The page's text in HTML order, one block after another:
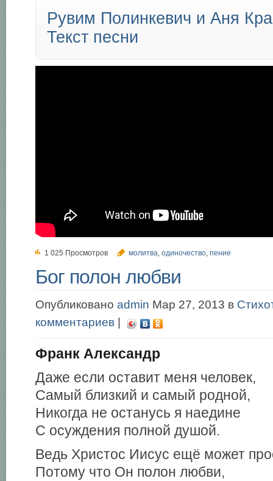
Рувим Полинкевич и Аня
Текст песни
1 025 Просмотров молитва одиночество пение
Бог полон любви
Опубликовано admin Мар 27, 2013 в
комментариев |
Франк Александр
Даже если оставит меня человек,
Самый близкий и самый родной,
Никогда не останусь я наедине
С осуждения полной душой.
Ведь Христос Иисус ещё может
Потому что Он полон любви,